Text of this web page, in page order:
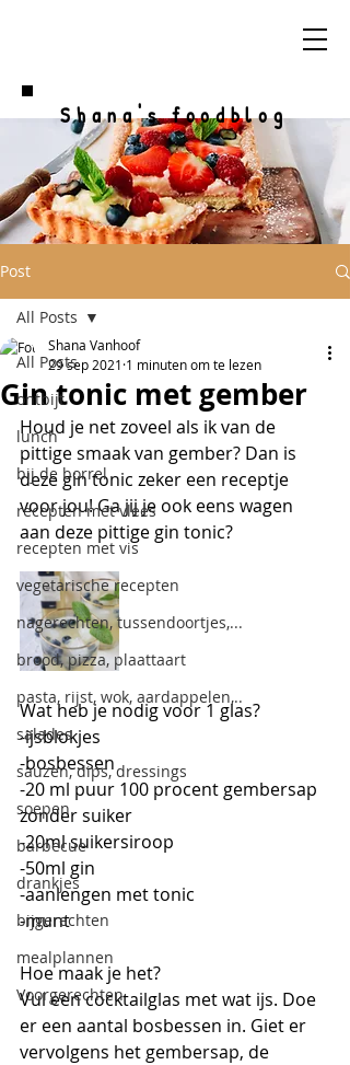
Shana's foodblog
Post
All Posts
ontbijt
lunch
bij de borrel
recepten met vlees
recepten met vis
vegetarische recepten
nagerechten, tussendoortjes,...
brood, pizza, plaattaart
pasta, rijst, wok, aardappelen,..
salades
sauzen, dips, dressings
soepen
barbecue
drankjes
bijgerechten
mealplannen
Voorgerechten
All Posts
Gin tonic met gember
Shana Vanhoof
29 sep 2021 1 minuten om te lezen
Houd je net zoveel als ik van de
pittige smaak van gember? Dan is
deze gin tonic zeker een receptje
voor jou! Ga jij je ook eens wagen
aan deze pittige gin tonic?
Wat heb je nodig voor 1 glas?
-ijsblokjes
-bosbessen
-20 ml puur 100 procent gembersap
zonder suiker
-20ml suikersiroop
-50ml gin
-aanlengen met tonic
-munt
Hoe maak je het?
Vul een cocktailglas met wat ijs. Doe
er een aantal bosbessen in. Giet er
vervolgens het gembersap, de